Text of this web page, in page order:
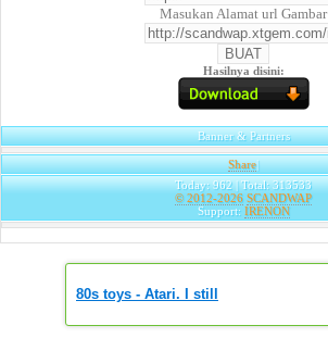
Masukan Alamat url Gambar
Hasilnya disini:
Banner & Partners
Share|
Today: 962 | Total: 313533
© 2012-2026 SCANDWAP
Support: IRENON
80s toys - Atari. I still